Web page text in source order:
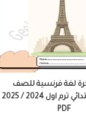
لغة فرنسية للصف
الخامس الابتدائي ترم اول 2024 / 2025
PDF